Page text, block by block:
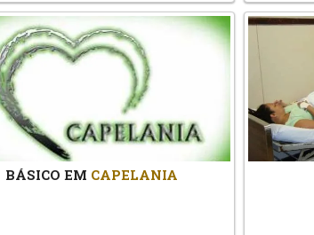
BÁSICO EM CAPELANIA